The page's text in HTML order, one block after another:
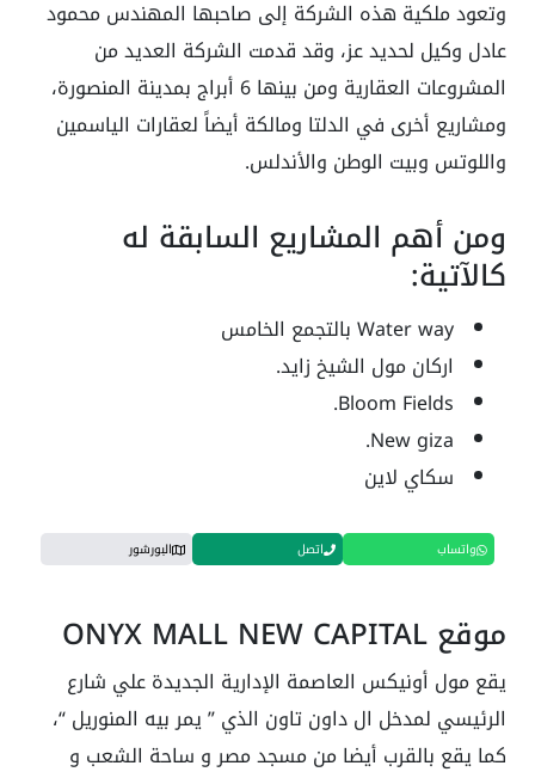
وتعود ملكية هذه الشركة إلى صاحبها المهندس محمود
عادل وكيل لحديد عز، وقد قدمت الشركة العديد من
المشروعات العقارية ومن بينها 6 أبراج بمدينة المنصورة،
ومشاريع أخرى في الدلتا ومالكة أيضاً لعقارات الياسمين
واللوتس وبيت الوطن والأندلس.
ومن أهم المشاريع السابقة له
كالآتية:
Water way بالتجمع الخامس
اركان مول الشيخ زايد.
Bloom Fields.
New giza.
سكاي لاين
واتساب اتصل البورشور
موقع ONYX MALL NEW CAPITAL
يقع مول أونيكس العاصمة الإدارية الجديدة علي شارع
الرئيسي لمدخل ال داون تاون الذي ” يمر بيه المنوريل “،
كما يقع بالقرب أيضا من مسجد مصر و ساحة الشعب و